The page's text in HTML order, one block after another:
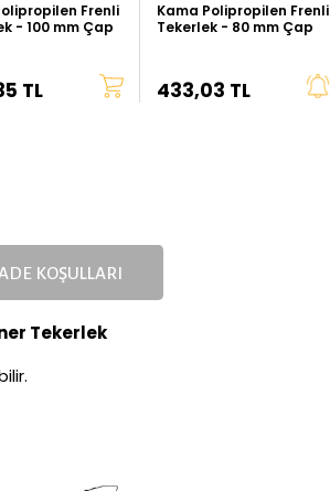
Frenli
- 100 mm Çap
TL
Kama Polipropilen Frenli
Tekerlek - 80 mm Çap
433,03 TL
KOŞULLARI
Tekerlek